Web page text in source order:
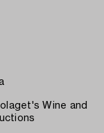
Wine and